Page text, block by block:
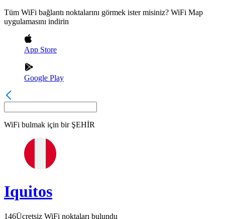
Tüm WiFi bağlantı noktalarını görmek ister misiniz? WiFi Map
uygulamasını indirin
App Store
Google Play
WiFi bulmak için bir ŞEHİR
Iquitos
146Ücretsiz WiFi noktaları bulundu